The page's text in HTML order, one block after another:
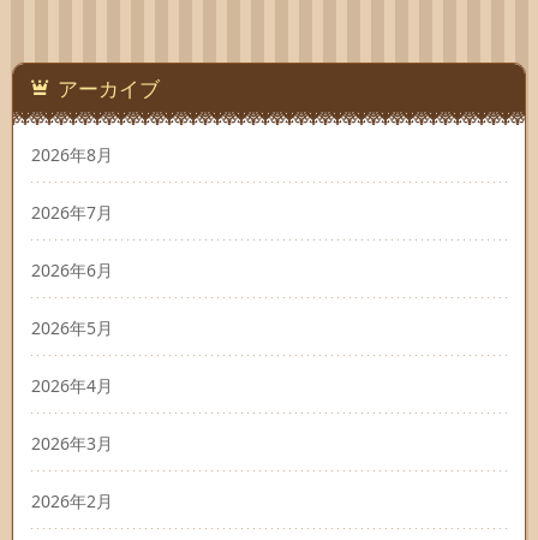
アーカイブ
2026年8月
2026年7月
2026年6月
2026年5月
2026年4月
2026年3月
2026年2月